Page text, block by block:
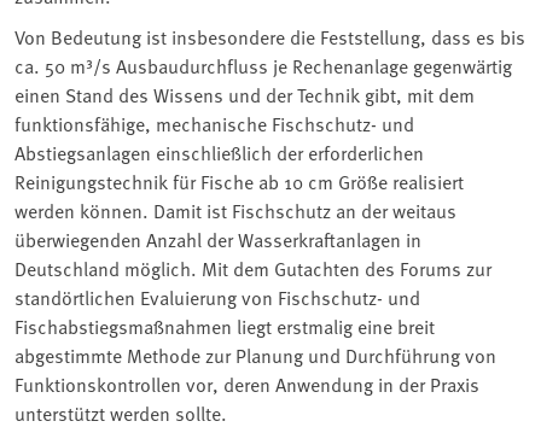
Von Bedeutung ist insbesondere die Feststellung, dass es bis
ca. 50 m³/s Ausbaudurchfluss je Rechenanlage gegenwärtig
einen Stand des Wissens und der Technik gibt, mit dem
funktionsfähige, mechanische Fischschutz- und
Abstiegsanlagen einschließlich der erforderlichen
Reinigungstechnik für Fische ab 10 cm Größe realisiert
werden können. Damit ist Fischschutz an der weitaus
überwiegenden Anzahl der Wasserkraftanlagen in
Deutschland möglich. Mit dem Gutachten des Forums zur
standörtlichen Evaluierung von Fischschutz- und
Fischabstiegsmaßnahmen liegt erstmalig eine breit
abgestimmte Methode zur Planung und Durchführung von
Funktionskontrollen vor, deren Anwendung in der Praxis
unterstützt werden sollte.